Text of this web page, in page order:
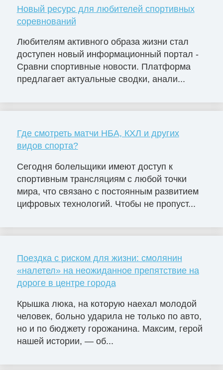
Новый ресурс для любителей спортивных
соревнований
Любителям активного образа жизни стал
доступен новый информационный портал -
Сравни спортивные новости. Платформа
предлагает актуальные сводки, анали...
Где смотреть матчи НБА, КХЛ и других
видов спорта?
Сегодня болельщики имеют доступ к
спортивным трансляциям с любой точки
мира, что связано с постоянным развитием
цифровых технологий. Чтобы не пропуст...
Поездка с риском для жизни: смолянин
«налетел» на неожиданное препятствие на
дороге в центре города
Крышка люка, на которую наехал молодой
человек, больно ударила не только по авто,
но и по бюджету горожанина. Максим, герой
нашей истории, — об...